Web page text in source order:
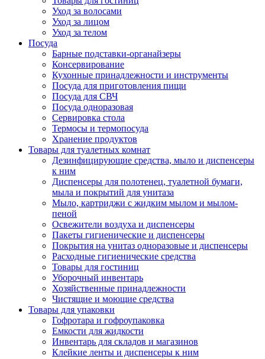
Уход за волосами
Уход за лицом
Уход за телом
Посуда
Барные подставки-органайзеры
Консервирование
Кухонные принадлежности и инструменты
Посуда для приготовления пищи
Посуда для СВЧ
Посуда одноразовая
Сервировка стола
Термосы и термопосуда
Хранение продуктов
Товары для туалетных комнат
Дезинфицирующие средства, мыло и диспенсеры
к ним
Диспенсеры для полотенец, туалетной бумаги,
мыла и покрытий для унитаза
Мыло, картриджи с жидким мылом и мылом-
пеной
Освежители воздуха и диспенсеры
Пакеты гигиенические и диспенсеры
Покрытия на унитаз одноразовые и диспенсеры
Расходные гигиенические средства
Товары для гостиниц
Уборочный инвентарь
Хозяйственные принадлежности
Чистящие и моющие средства
Товары для упаковки
Гофротара и гофроупаковка
Емкости для жидкости
Инвентарь для складов и магазинов
Клейкие ленты и диспенсеры к ним